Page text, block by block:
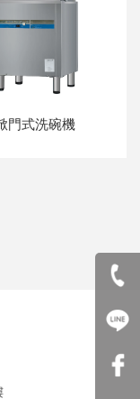
門式洗碗機